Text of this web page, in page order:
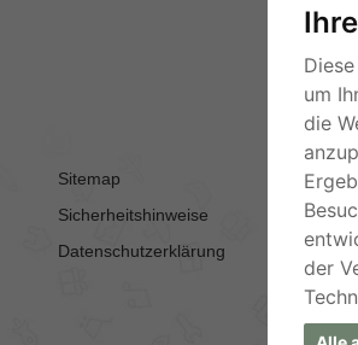
um
die
der
Sitemap
Sicherheitshinweise
Datenschutzerklärung